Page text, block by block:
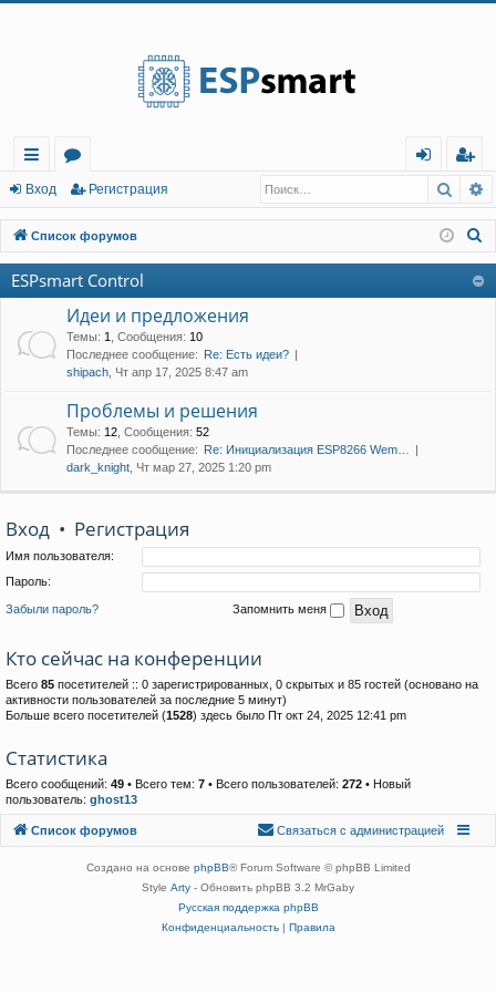
с
ы
лк
и
о
ру
м
ы
д
г
ис
тр
Вход Регистрация
Список форумов
ESPsmart Control
Идеи и предложения
Темы: 1 Сообщения: 10
Последнее сообщение: Re: Есть идеи?
shipach , Чт апр 17, 2025 8:47 am
Проблемы и решения
Темы: 12 Сообщения: 52
Последнее сообщение: Re: Инициализация ESP8266 Wem…
dark_knight , Чт мар 27, 2025 1:20 pm
Вход • Регистрация
Имя пользователя:
Пароль:
Забыли пароль? Запомнить меня
Кто сейчас на конференции
Всего 85 посетителей :: 0 зарегистрированных, 0 скрытых и 85 гостей (основано на
активности пользователей за последние 5 минут)
Больше всего посетителей (1528) здесь было Пт окт 24, 2025 12:41 pm
Статистика
Всего сообщений: 49 • Всего тем: 7 • Всего пользователей: 272 • Новый
пользователь: ghost13
Список форумов
Связаться с
Связаться с администрацией
Создано на основе phpBB® Forum Software © phpBB Limited
Style Arty - Обновить phpBB 3.2 MrGaby
Русская поддержка phpBB
Конфиденциальность| Правила